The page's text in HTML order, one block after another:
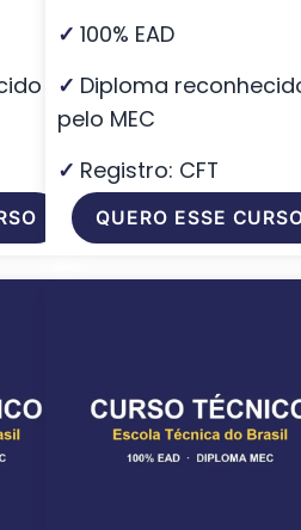
✓ 100% EAD
✓ Diploma
pelo MEC
✓ Registro: CFT
QUERO ESSE